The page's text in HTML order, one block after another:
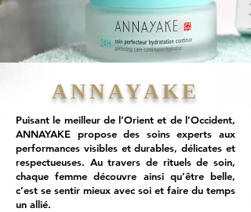
ANNAYAKE
Puisant le meilleur de l’Orient et de l’Occident,
ANNAYAKE propose des soins experts aux
performances visibles et durables, délicates et
respectueuses. Au travers de rituels de soin,
chaque femme découvre ainsi qu’être belle,
c’est se sentir mieux avec soi et faire du temps
un allié.